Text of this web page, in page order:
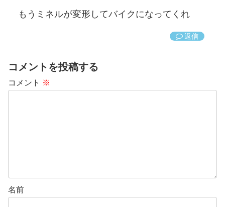
もうミネルが変形してバイクになってくれ
返信
コメントを投稿する
コメント ※
名前